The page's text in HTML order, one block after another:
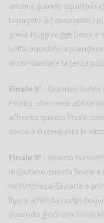
ancora grande equilibrio
Liquidato ad assestare i
game Ruggi regge bene e
volta Liquidato a
di conquistare la terza
Finale 5° : Gianrico
Picotto, che come
affronta questa finale
secco 3-0 conquista la
Finale 9° : Alberto
disputano questa finale e
nell’impresa! Si parte e
ligure affonda i colpi
secondo gioco ancora la